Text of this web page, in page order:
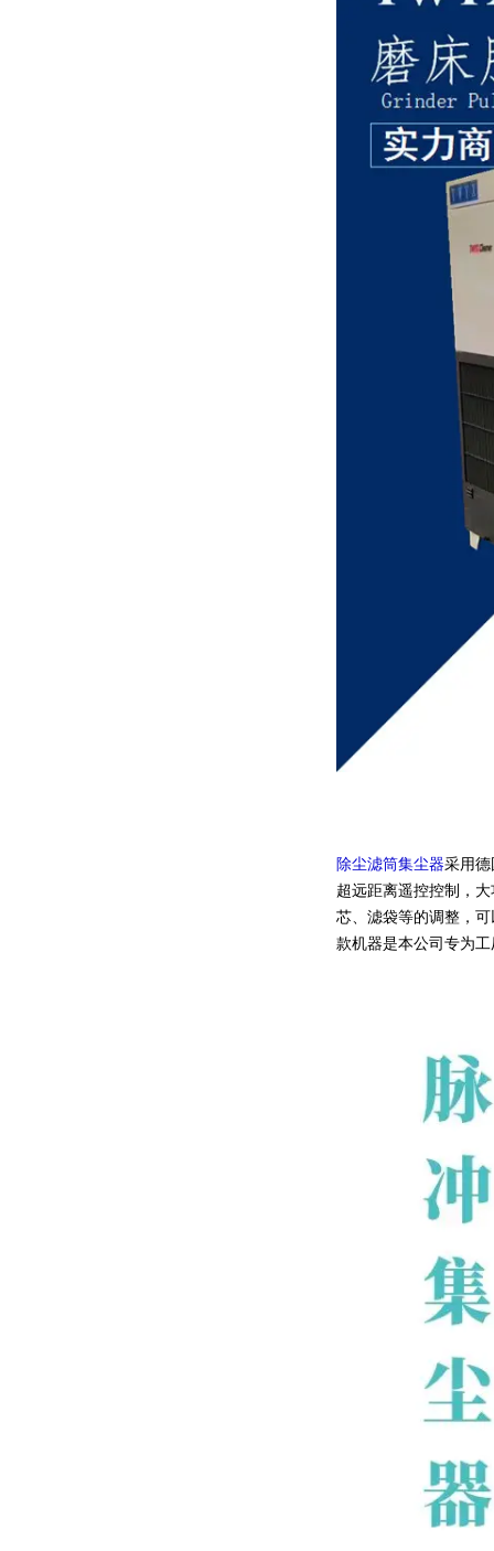
除尘滤筒集尘器采用
超远距离遥控控制，
芯、滤袋等的调整，
款机器是本公司专为